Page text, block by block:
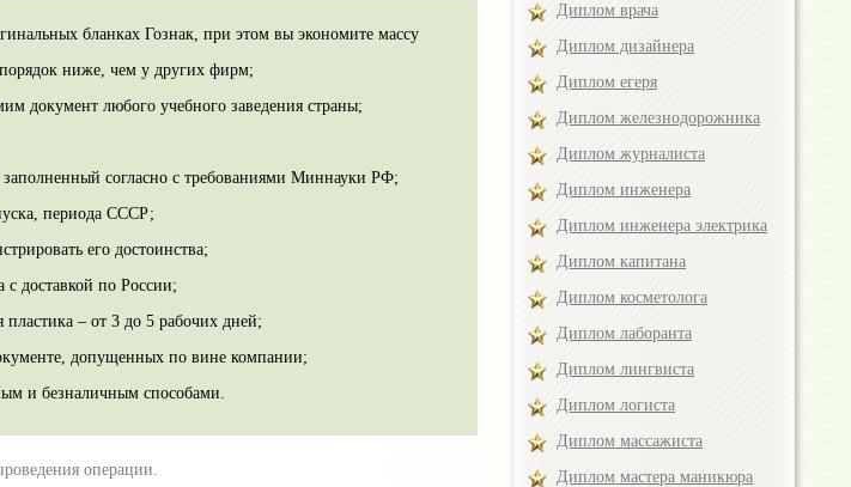
бланках Гознак, при этом вы экономите массу
ниже, чем у других фирм;
документ любого учебного заведения страны;
согласно с требованиями Миннауки РФ;
периода СССР;
его достоинства;
с доставкой по России;
– от 3 до 5 рабочих дней;
допущенных по вине компании;
и безналичным способами.
операции.
Диплом врача
Диплом дизайнера
Диплом егеря
Диплом железнодорожника
Диплом журналиста
Диплом инженера
Диплом инженера электрика
Диплом капитана
Диплом косметолога
Диплом лаборанта
Диплом лингвиста
Диплом логиста
Диплом массажиста
Диплом мастера маникюра